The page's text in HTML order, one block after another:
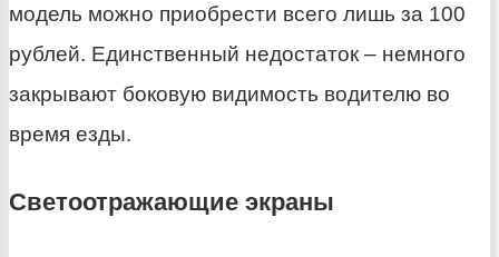
модель можно приобрести всего лишь за 100
рублей. Единственный недостаток – немного
закрывают боковую видимость водителю во
время езды.
Светоотражающие экраны